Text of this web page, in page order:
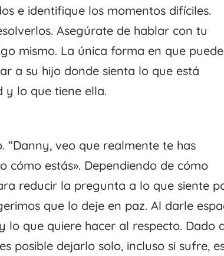
e identifique los momentos difíciles.
Asegúrate de hablar con tu
mismo. La única forma en que puede
a su hijo donde sienta lo que está
y lo que tiene ella.
“Danny, veo que realmente te has
estás». Dependiendo de cómo
reducir la pregunta a lo que siente
que lo deje en paz. Al darle
que quiere hacer al respecto. Dado
posible dejarlo solo, incluso si sufre,